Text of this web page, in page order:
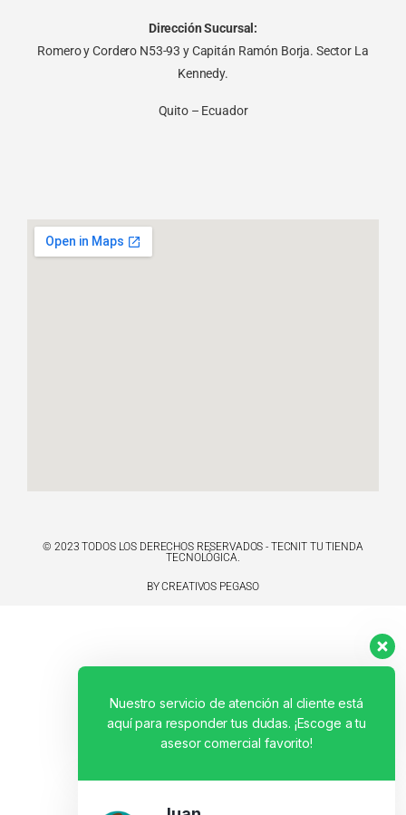
Dirección Sucursal:
Romero y Cordero N53-93 y Capitán Ramón Borja. Sector La
Kennedy.
Quito – Ecuador
© 2023 TODOS LOS DERECHOS RESERVADOS - TECNIT TU TIENDA
TECNOLÓGICA.
BY CREATIVOS PEGASO
Nuestro servicio de atención al cliente está
aquí para responder tus dudas. ¡Escoge a tu
asesor comercial favorito!